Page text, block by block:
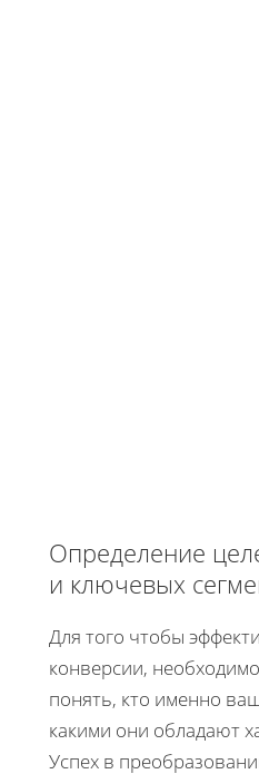
Определение
и ключевых
Для того чтобы
конверсии,
понять, кто именно
какими они обладают
Успех в